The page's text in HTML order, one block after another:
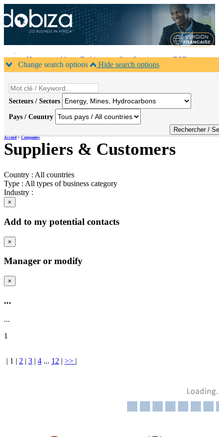
Home About Dobiza Our Services
B2B
calendar
Contacts
Change search options Hide search options
Secteurs / Sectors
Pays / Country
Accueil>Companies
Suppliers & Customers
Country : All countries
Type : All types of business category
Industry :
×
Add to my potential contacts
×
Manager or modify
×
...
...
1
1 2 3 4 ... 12 >>